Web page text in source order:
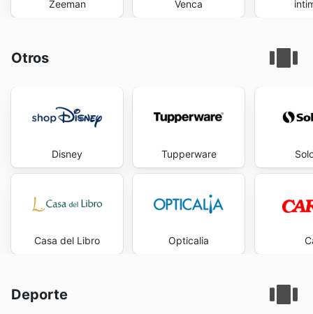
Zeeman Venca
Otros
Disney
Casa del Libro
Tupperware
Opticalia
Deporte